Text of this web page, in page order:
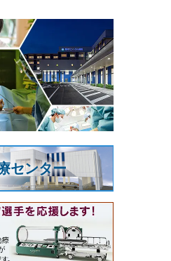
センター